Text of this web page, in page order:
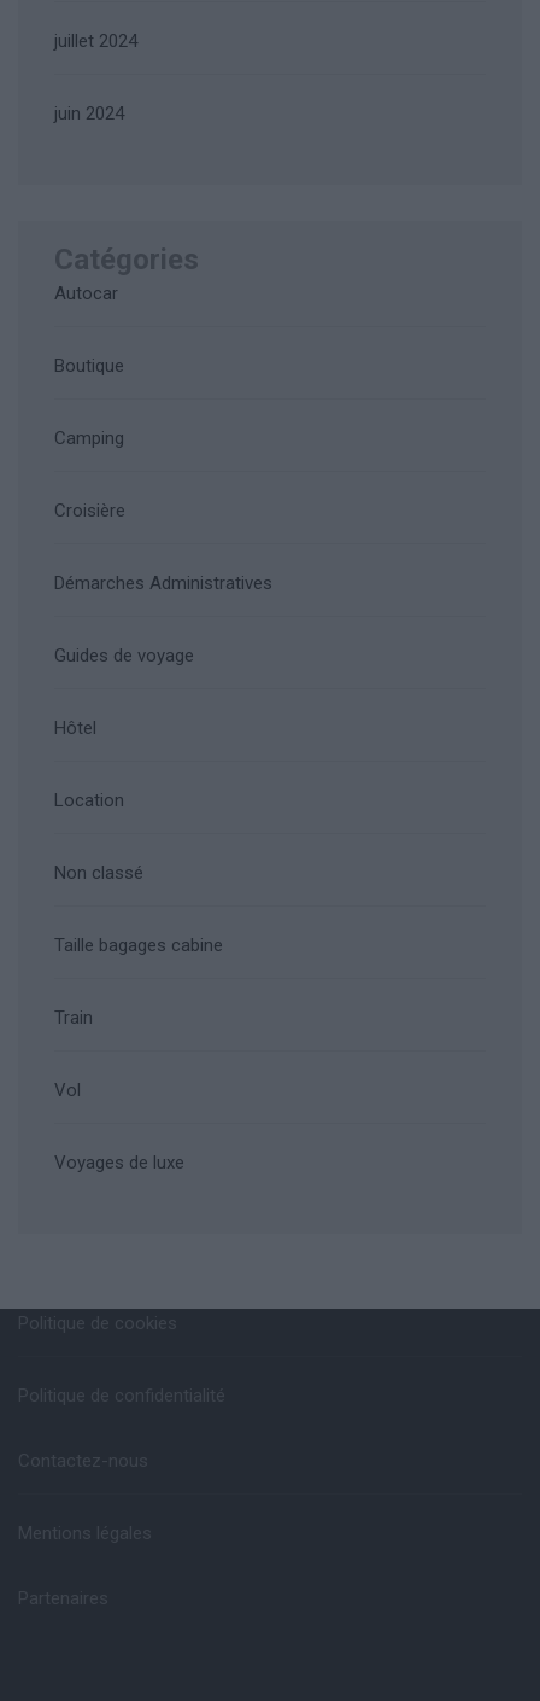
juillet 2024
juin 2024
Catégories
Autocar
Boutique
Camping
Croisière
Démarches Administratives
Guides de voyage
Hôtel
Location
Non classé
Taille bagages cabine
Train
Vol
Voyages de luxe